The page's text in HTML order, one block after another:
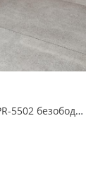
Унитаз приставной Grossman impuls GR-PR-5502 безободковый белый